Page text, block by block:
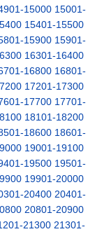
15000 15001-
15401-15500
15900 15901-
16301-16400
16800 16801-
17201-17300
17700 17701-
18101-18200
18600 18601-
19001-19100
19500 19501-
19901-20000
20400 20401-
20801-20900
21300 21301-